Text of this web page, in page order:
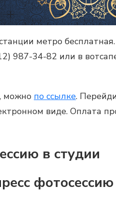
метро
987-34-82 или в
, можно по ссылке.
виде. Оплата
в студии
фотосессию